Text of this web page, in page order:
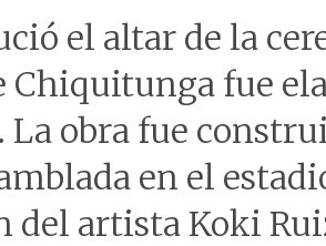
el altar de la
fue
La obra fue
en el
del artista Koki